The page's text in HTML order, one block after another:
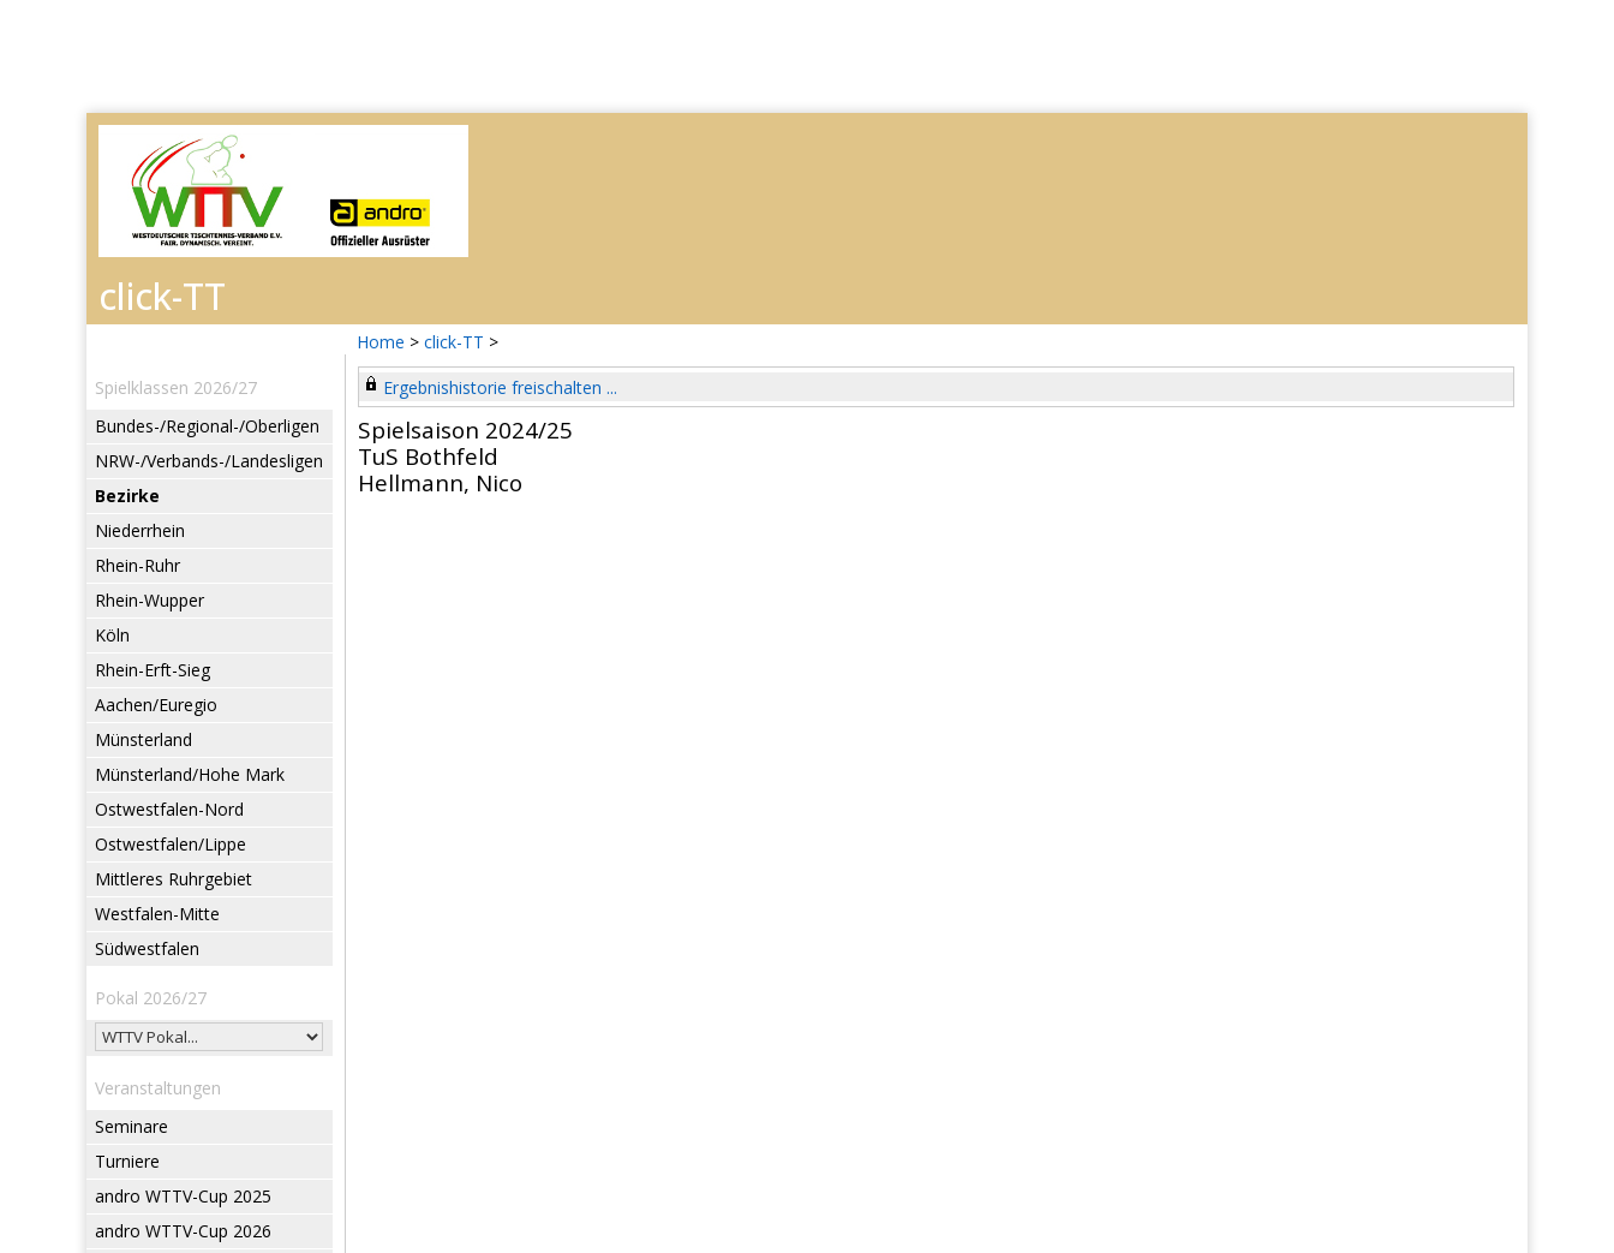
Home > click-TT >
Spielklassen 2026/27
Bundes-/Regional-/Oberligen
NRW-/Verbands-/Landesligen
Bezirke
Niederrhein
Rhein-Ruhr
Rhein-Wupper
Köln
Rhein-Erft-Sieg
Aachen/Euregio
Münsterland
Münsterland/Hohe Mark
Ostwestfalen-Nord
Ostwestfalen/Lippe
Mittleres Ruhrgebiet
Westfalen-Mitte
Südwestfalen
Pokal 2026/27
Veranstaltungen
Seminare
Turniere
andro WTTV-Cup 2025
andro WTTV-Cup 2026
Ergebnishistorie freischalten ...
Spielsaison 2024/25
TuS Bothfeld
Hellmann, Nico